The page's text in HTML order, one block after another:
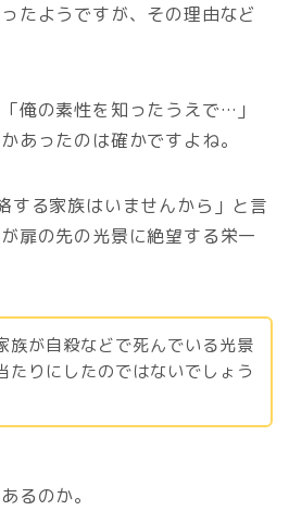
たようですが、その理由など
俺の素性を知ったうえで…」
あったのは確かですよね。
する家族はいませんから」と言
扉の先の光景に絶望する栄一
族が自殺などで死んでいる光景
たりにしたのではないでしょう
るのか。